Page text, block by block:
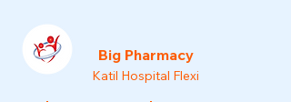
Big Pharmacy
Katil Hospital Flexi